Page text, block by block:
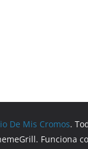
De Mis Cromos.
Funciona